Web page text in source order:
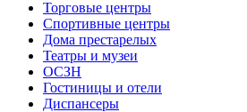
Торговые центры
Спортивные центры
Дома престарелых
Театры и музеи
ОСЗН
Гостиницы и отели
Диспансеры